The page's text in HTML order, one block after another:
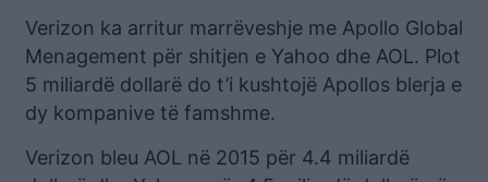
Verizon ka arritur marrëveshje me Apollo Global
Menagement për shitjen e Yahoo dhe AOL. Plot
5 miliardë dollarë do t’i kushtojë Apollos blerja e
dy kompanive të famshme.
Verizon bleu AOL në 2015 për 4.4 miliardë